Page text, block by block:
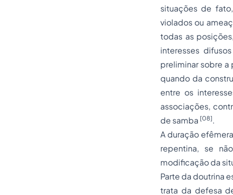
situações de
violados ou
todas as
interesses
preliminar sobre a
quando da
entre os
associações,
de samba [08].
A duração
repentina, se
modificação da
Parte da doutrina
trata da defesa